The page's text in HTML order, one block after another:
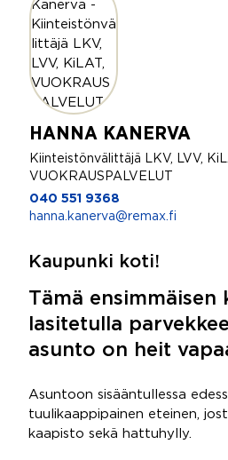
HANNA KANERVA
Kiinteistönvälittäjä LKV, LVV,
VUOKRAUSPALVELUT
040 551 9368
hanna.kanerva@remax.fi
Kaupunki koti!
Tämä ensimmäisen
lasitetulla
asunto on heit
Asuntoon sisääntullessa
tuulikaappipainen eteinen,
kaapisto sekä hattuhylly.